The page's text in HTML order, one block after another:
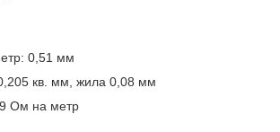
0,51 мм
кв. мм, жила 0,08 мм
Ом на метр